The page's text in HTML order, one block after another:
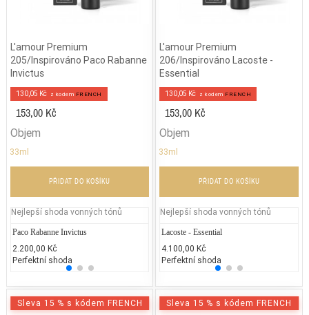
L'amour Premium
205/Inspirováno Paco Rabanne
Invictus
130,05 Kč z kodem FRENCH
153,00 Kč
Objem
33ml
PŘIDAT DO KOŠÍKU
Nejlepší shoda vonných tónů
Paco Rabanne Invictus
2.200,00 Kč
Perfektní shoda
Versace - Yellow Diamond
2.900,00 Kč
25% běžných vonných tónů
L'amour Premium
206/Inspirováno Lacoste -
Essential
130,05 Kč z kodem FRENCH
153,00 Kč
Objem
33ml
PŘIDAT DO KOŠÍKU
Nejlepší shoda vonných tónů
Lacoste - Essential
4.100,00 Kč
Perfektní shoda
Sleva 15 % s kódem FRENCH Sleva 15 % s kódem FRENCH